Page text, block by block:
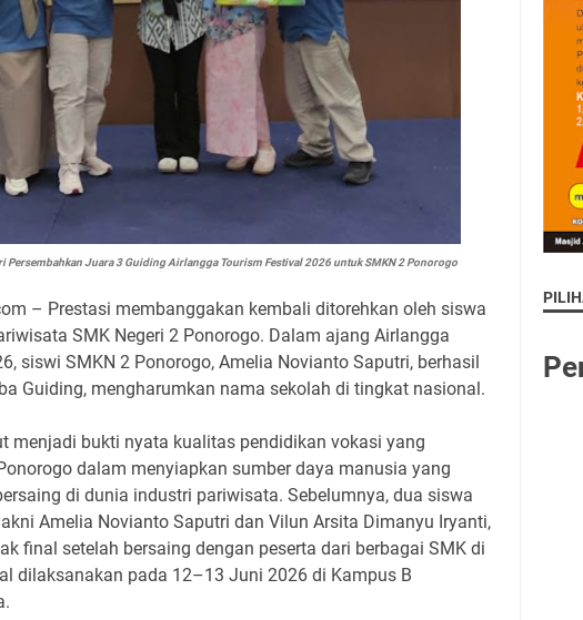
Persembahkan Juara 3 Guiding Airlangga Tourism Festival 2026 untuk SMKN 2 Ponorogo
– Prestasi membanggakan kembali ditorehkan oleh siswa
SMK Negeri 2 Ponorogo. Dalam ajang Airlangga
siswi SMKN 2 Ponorogo, Amelia Novianto Saputri, berhasil
Guiding, mengharumkan nama sekolah di tingkat nasional.
menjadi bukti nyata kualitas pendidikan vokasi yang
dalam menyiapkan sumber daya manusia yang
di dunia industri pariwisata. Sebelumnya, dua siswa
Amelia Novianto Saputri dan Vilun Arsita Dimanyu Iryanti,
final setelah bersaing dengan peserta dari berbagai SMK di
dilaksanakan pada 12–13 Juni 2026 di Kampus B